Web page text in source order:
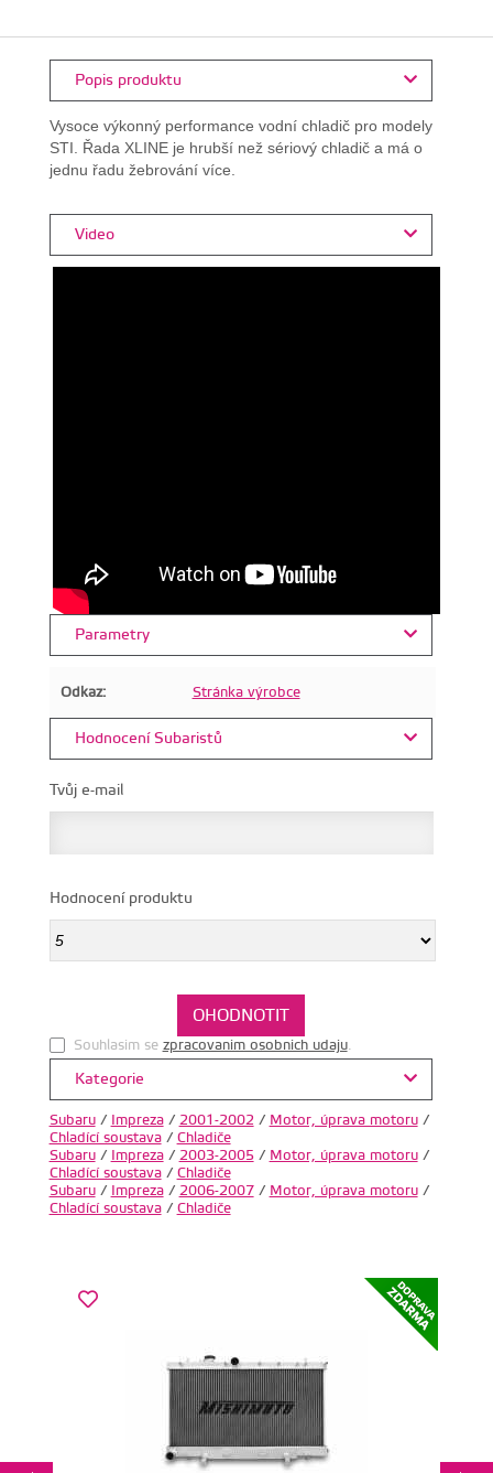
Popis produktu
Vysoce výkonný performance vodní chladič pro modely
STI. Řada XLINE je hrubší než sériový chladič a má o
jednu řadu žebrování více.
Video
Parametry
Odkaz: Stránka výrobce
Hodnocení Subaristů
Tvůj e-mail
Hodnocení produktu
Souhlasim se zpracovanim osobnich udaju.
Kategorie
Subaru/ Impreza/ 2001-2002 / Motor, úprava motoru/
Chladící soustava/ Chladiče
Subaru/ Impreza/ 2003-2005/ Motor, úprava motoru/
Chladící soustava/ Chladiče
Subaru/ Impreza/ 2006-2007/ Motor, úprava motoru/
Chladící soustava/ Chladiče